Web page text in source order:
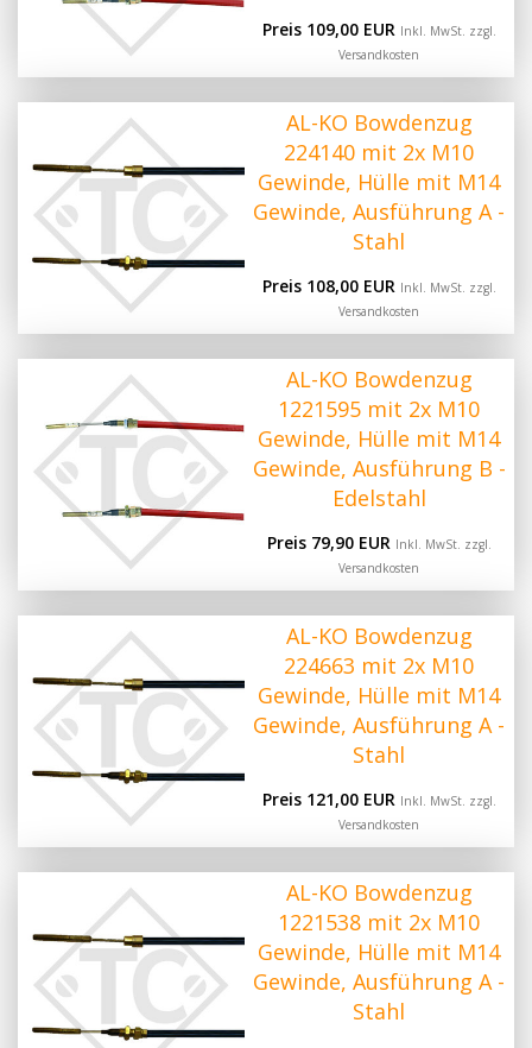
Preis 109,00 EUR Inkl. MwSt. zzgl.
Versandkosten
AL-KO Bowdenzug
224140 mit 2x M10
Gewinde, Hülle mit M14
Gewinde, Ausführung A -
Stahl
Preis 108,00 EUR Inkl. MwSt. zzgl.
Versandkosten
AL-KO Bowdenzug
1221595 mit 2x M10
Gewinde, Hülle mit M14
Gewinde, Ausführung B -
Edelstahl
Preis 79,90 EUR Inkl. MwSt. zzgl.
Versandkosten
AL-KO Bowdenzug
224663 mit 2x M10
Gewinde, Hülle mit M14
Gewinde, Ausführung A -
Stahl
Preis 121,00 EUR Inkl. MwSt. zzgl.
Versandkosten
AL-KO Bowdenzug
1221538 mit 2x M10
Gewinde, Hülle mit M14
Gewinde, Ausführung A -
Stahl